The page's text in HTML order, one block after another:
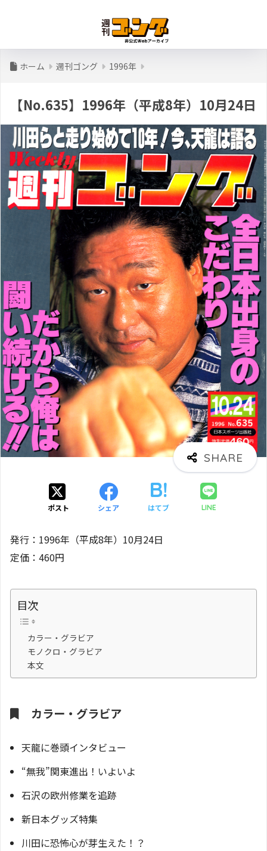
ホーム 週刊ゴング 1996年
【No.635】1996年（平成8年）10月24日
ポスト シェア はてブ LINE
発行：1996年（平成8年）10月24日
定価：460円
目次
カラー・グラビア
モノクロ・グラビア
本文
カラー・グラビア
天龍に巻頭インタビュー
“無我”関東進出！いよいよ
石沢の欧州修業を追跡
新日本グッズ特集
川田に恐怖心が芽生えた！？